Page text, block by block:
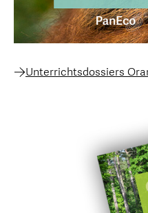
Unterrichtsdossiers